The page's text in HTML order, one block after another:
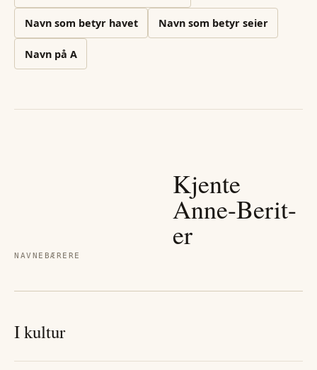
Navn som betyr havet Navn som betyr seier
Navn på A
NAVNEBÆRERE
Kjente
Anne-Berit-
er
I kultur